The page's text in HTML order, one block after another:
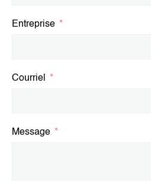
Entreprise
Courriel
Message